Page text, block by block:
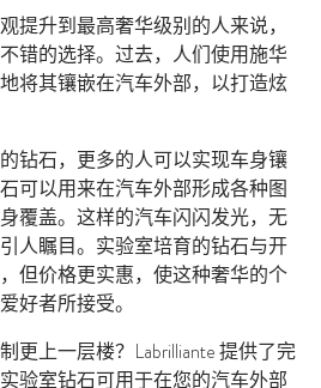
提升到最高奢华级别的人来说，
错的选择。过去，人们使用施华
将其镶嵌在汽车外部，以打造炫
钻石，更多的人可以实现车身镶
可以用来在汽车外部形成各种图
覆盖。这样的汽车闪闪发光，无
人瞩目。实验室培育的钻石与开
但价格更实惠，使这种奢华的个
好者所接受。
更上一层楼？Labrilliante 提供了完
验室钻石可用于在您的汽车外部